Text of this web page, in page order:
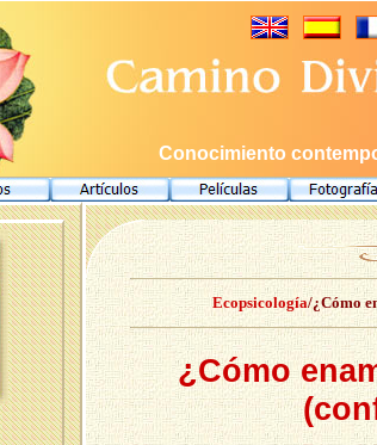
Conocimiento
Ecopsicología/¿Cómo
¿Cómo